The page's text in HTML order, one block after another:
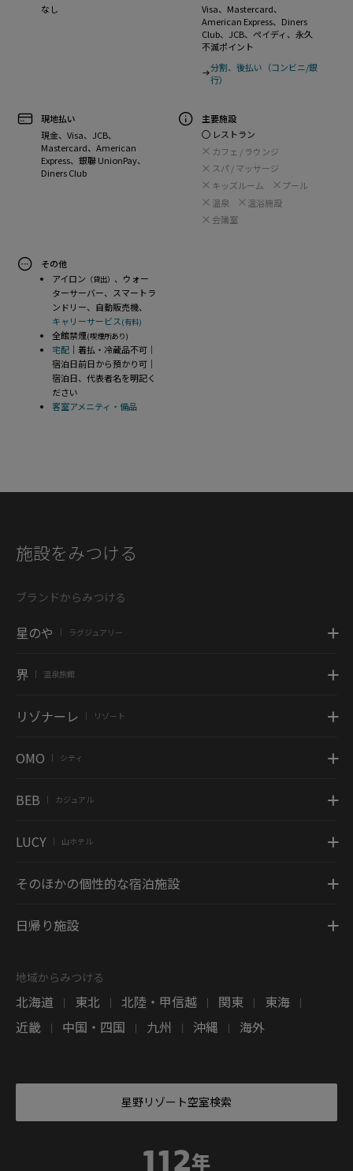
なし
Visa、Mastercard、
American Express、Diners
Club、JCB、ペイディ、永久
不滅ポイント
分割、後払い（コンビニ/銀
行）
現地払い
現金、Visa、JCB、
Mastercard、American
Express、銀聯 UnionPay、
Diners Club
主要施設
レストラン
カフェ / ラウンジ
スパ / マッサージ
キッズルーム
プール
温泉
温浴施設
会議室
その他
アイロン （貸出） 、ウォー
ターサーバー、スマートラ
ンドリー、自動販売機、
キャリーサービス(有料)
全館禁煙(喫煙所あり)
宅配 ｜着払・冷蔵品不可｜
宿泊日前日から預かり可｜
宿泊日、代表者名を明記く
ださい
客室アメニティ・備品
施設をみつける
ブランドからみつける
星のや ラグジュアリー
界 温泉旅館
リゾナーレ リゾート
OMO シティ
BEB カジュアル
LUCY 山ホテル
そのほかの個性的な宿泊施設
日帰り施設
地域からみつける
北海道 | 東北 | 北陸・甲信越 | 関東 | 東海 |
近畿 | 中国・四国 | 九州 | 沖縄 | 海外
星野リゾート空室検索